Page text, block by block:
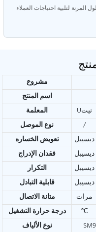
لتلبية احتياجات العملاء
مشروع
اسم المنتج
المعلمة
Uنيت
نوع الموصل
/
تعويض الخساره
ديسيبل
فقدان الإدراج
ديسيبل
التكرار
ديسيبل
قابلية التبادل
ديسيبل
متانة الاتصال
مرات
درجة حرارة التشغيل
℃
نوع الألياف